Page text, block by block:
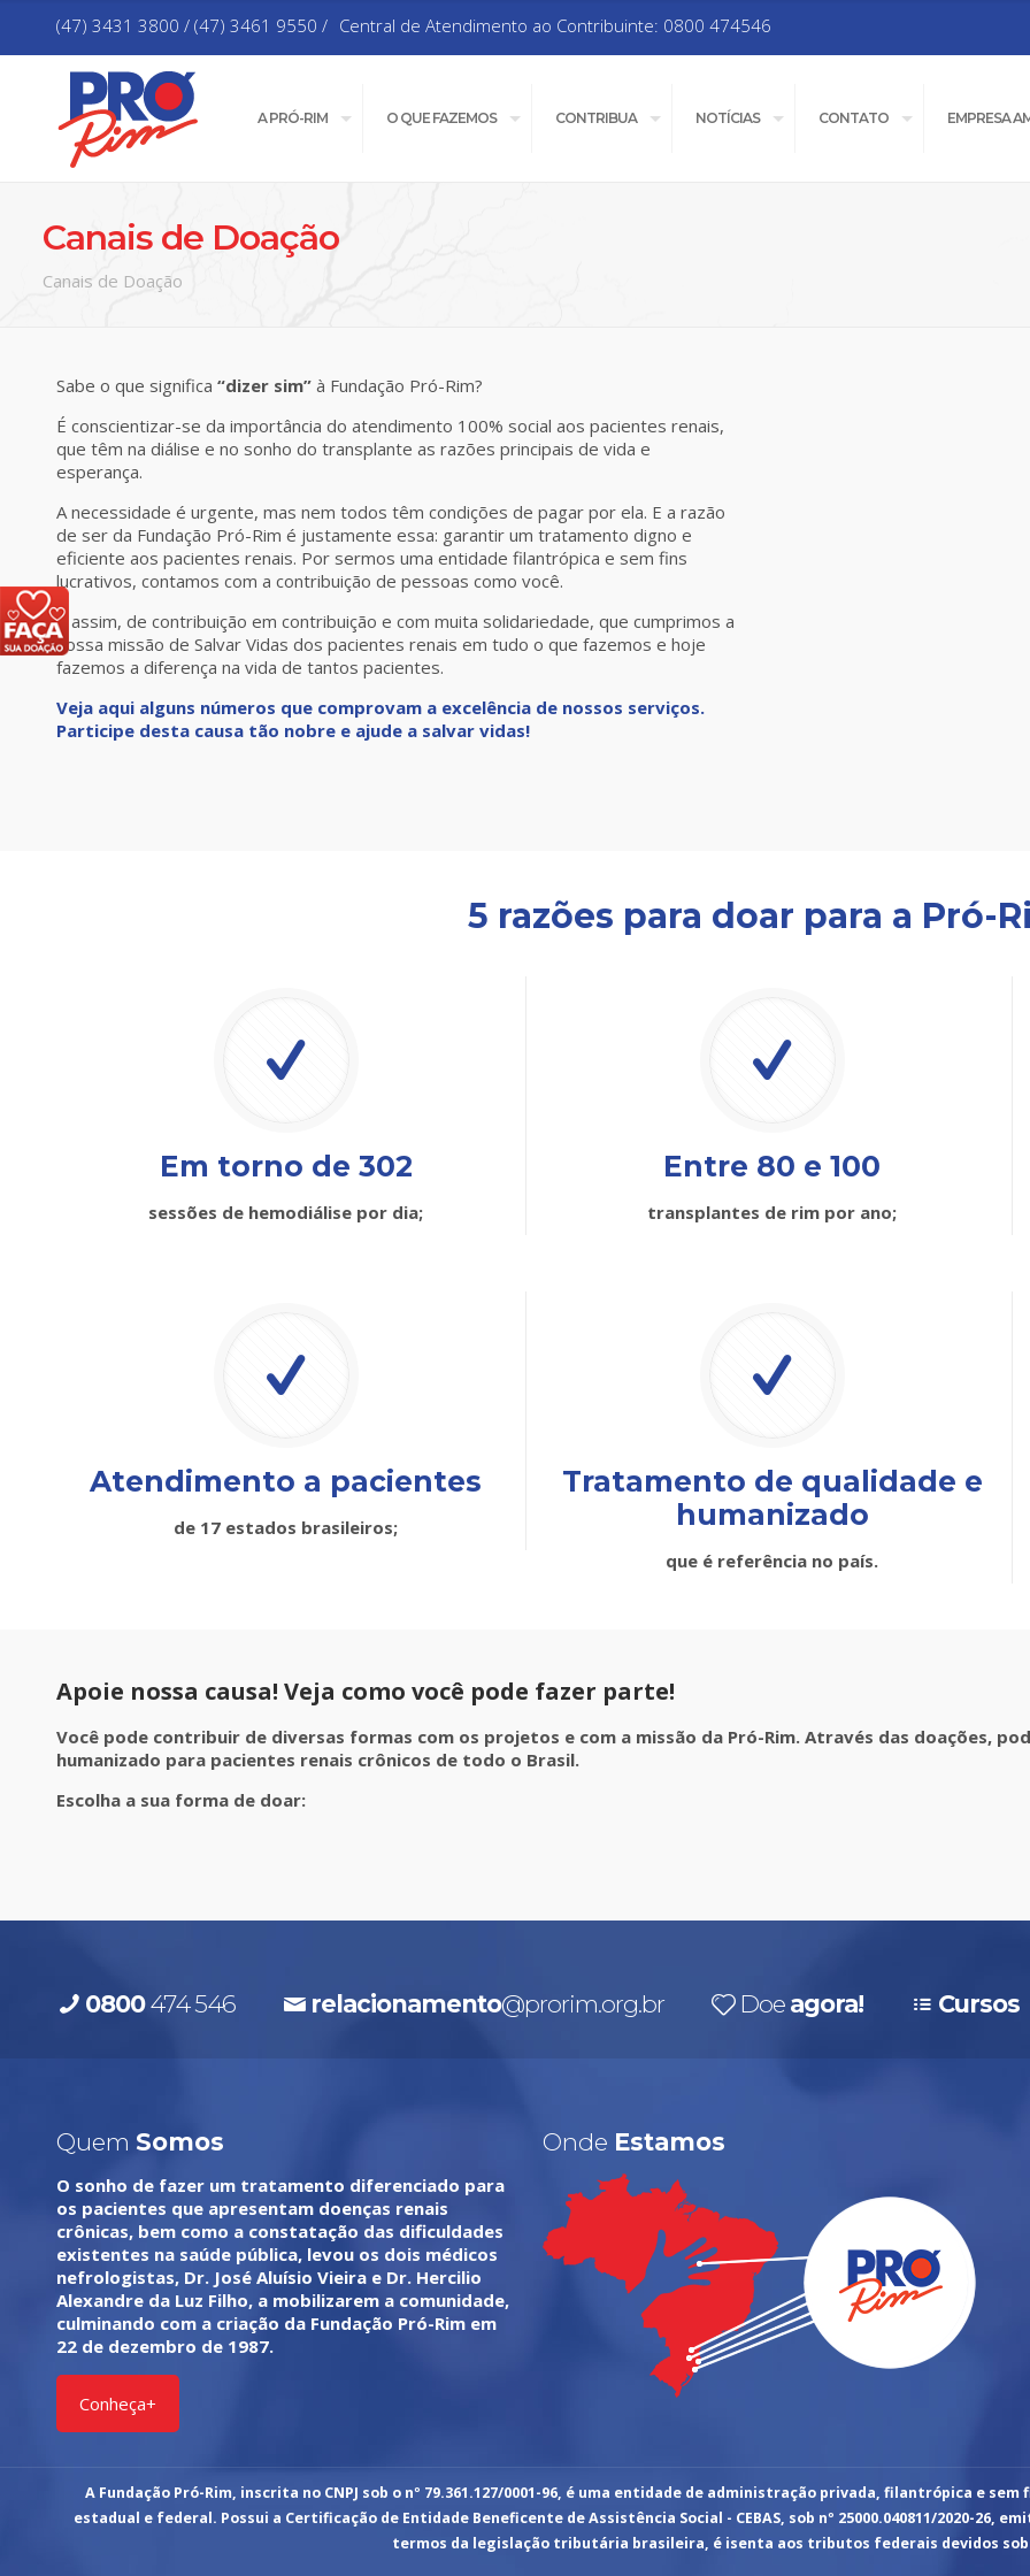
(47) 3431 3800 / (47) 3461 9550 / Central de Atendimento ao Contribuinte: 0800 474546
A PRÓ-RIM O QUE FAZEMOS CONTRIBUA NOTÍCIAS CONTATO EMPRESA
Canais de Doação
Canais de Doação
Sabe o que significa “dizer sim” à Fundação Pró-Rim?
É conscientizar-se da importância do atendimento 100% social aos pacientes renais,
que têm na diálise e no sonho do transplante as razões principais de vida e
esperança.
A necessidade é urgente, mas nem todos têm condições de pagar por ela. E a razão
de ser da Fundação Pró-Rim é justamente essa: garantir um tratamento digno e
eficiente aos pacientes renais. Por sermos uma entidade filantrópica e sem fins
lucrativos, contamos com a contribuição de pessoas como você.
E assim, de contribuição em contribuição e com muita solidariedade, que cumprimos a
nossa missão de Salvar Vidas dos pacientes renais em tudo o que fazemos e hoje
fazemos a diferença na vida de tantos pacientes.
Veja aqui alguns números que comprovam a excelência de nossos serviços.
Participe desta causa tão nobre e ajude a salvar vidas!
5 razões para doar para a Pró-
Em torno de 302
sessões de hemodiálise por dia;
Entre 80 e 100
transplantes de rim por ano;
Atendimento a pacientes
de 17 estados brasileiros;
Tratamento de qualidade e
humanizado
que é referência no país.
Apoie nossa causa! Veja como você pode fazer parte!
Você pode contribuir de diversas formas com os projetos e com a missão da Pró-Rim. Através das doações,
humanizado para pacientes renais crônicos de todo o Brasil.
Escolha a sua forma de doar:
0800474 546 relacionamento@prorim.org.br Doe agora! Cursos
Quem Somos
O sonho de fazer um tratamento diferenciado para
os pacientes que apresentam doenças renais
crônicas, bem como a constatação das dificuldades
existentes na saúde pública, levou os dois médicos
nefrologistas, Dr. José Aluísio Vieira e Dr. Hercilio
Alexandre da Luz Filho, a mobilizarem a comunidade,
culminando com a criação da Fundação Pró-Rim em
22 de dezembro de 1987.
Conheça+
Onde Estamos
A Fundação Pró-Rim, inscrita no CNPJ sob o nº 79.361.127/0001-96, é uma entidade de administração privada, filantrópica e
estadual e federal. Possui a Certificação de Entidade Beneficente de Assistência Social - CEBAS, sob nº 25000.040811/2020-26,
termos da legislação tributária brasileira, é isenta aos tributos federais devidos